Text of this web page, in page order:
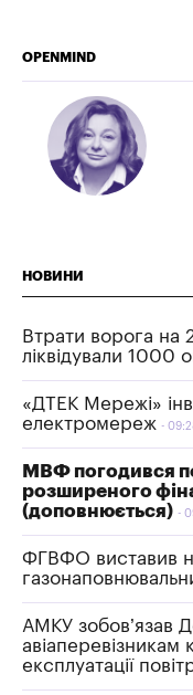
OPENMIND
НОВИНИ
Втрати ворога на
ліквідували 1000
«ДТЕК Мережі»
електромереж
МВФ погодився
розширеного
(доповнюється)
ФГВФО виставив
АМКУ зобов’язав
авіаперевізникам
експлуатації